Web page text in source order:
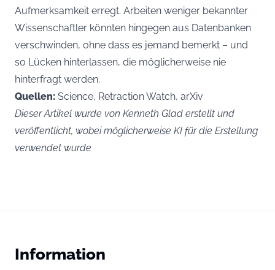
Aufmerksamkeit erregt. Arbeiten weniger bekannter
Wissenschaftler könnten hingegen aus Datenbanken
verschwinden, ohne dass es jemand bemerkt – und
so Lücken hinterlassen, die möglicherweise nie
hinterfragt werden.
Quellen: Science, Retraction Watch, arXiv
Dieser Artikel wurde von Kenneth Glad erstellt und
veröffentlicht, wobei möglicherweise KI für die Erstellung
verwendet wurde
Information